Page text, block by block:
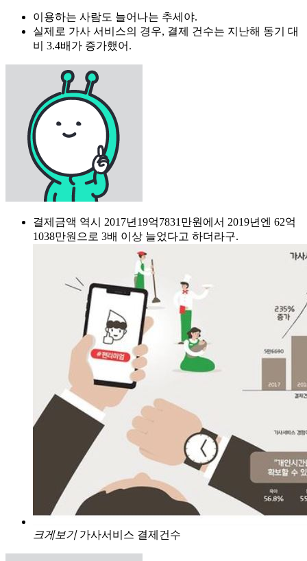
이용하는 사람도 늘어나는 추세야.
실제로 가사 서비스의 경우, 결제 건수는 지난해 동기 대
비 3.4배가 증가했어.
결제금액 역시 2017년19억7831만원에서 2019년엔 62억
1038만원으로 3배 이상 늘었다고 하더라구.
크게보기 가사서비스 결제건수